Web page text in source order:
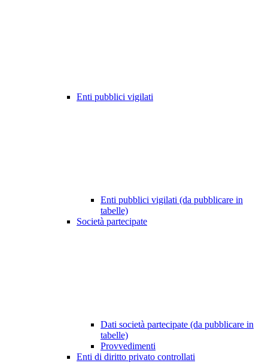
Enti pubblici vigilati
Enti pubblici vigilati (da pubblicare in
tabelle)
Società partecipate
Dati società partecipate (da pubblicare in
tabelle)
Provvedimenti
Enti di diritto privato controllati